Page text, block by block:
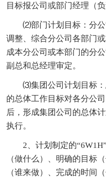
目标报公司或部门经理（负
⑵部门计划目标：分公
调整、综合分公司各部门
成本分公司或本部门的分
副总和总经理审定。
⑶集团公司计划目标
的总体工作目标对各分公
后，形成集团公司的总体
执行。
2、计划制定的
（做什么）、明确的目标
（谁来做）、完成的时间